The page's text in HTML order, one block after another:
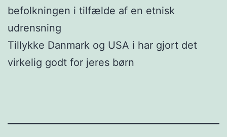
befolkningen i tilfælde af en etnisk
udrensning
Tillykke Danmark og USA i har gjort det
virkelig godt for jeres børn